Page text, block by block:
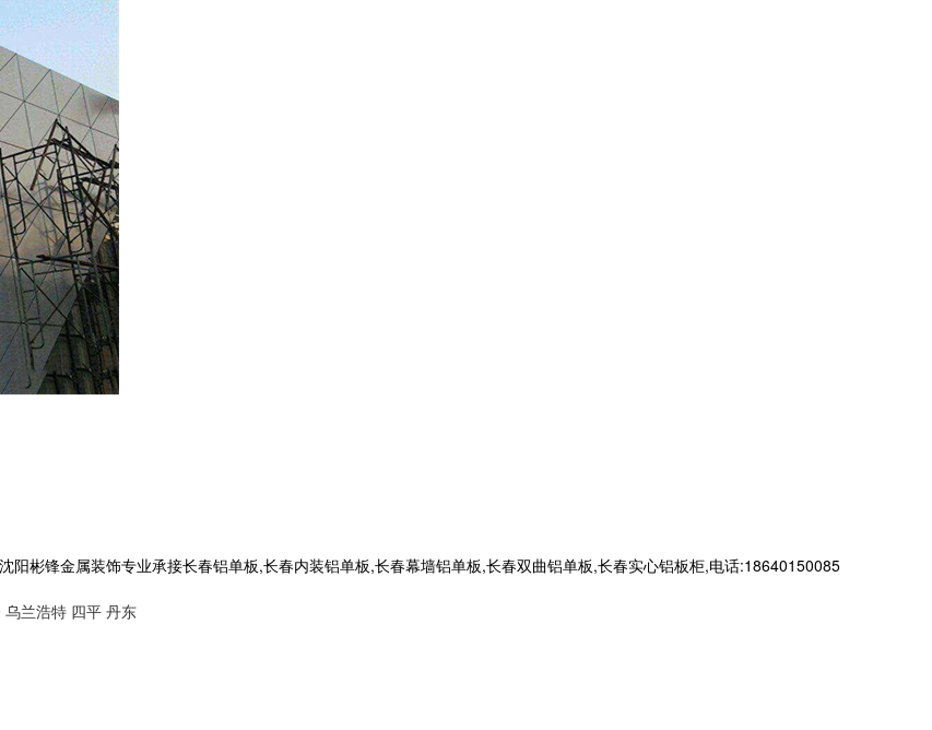
彬锋金属装饰专业承接长春铝单板,长春内装铝单板,长春幕墙铝单板,长春双曲铝单板,长春实心铝板柜,电话:18640150085
乌兰浩特 四平 丹东